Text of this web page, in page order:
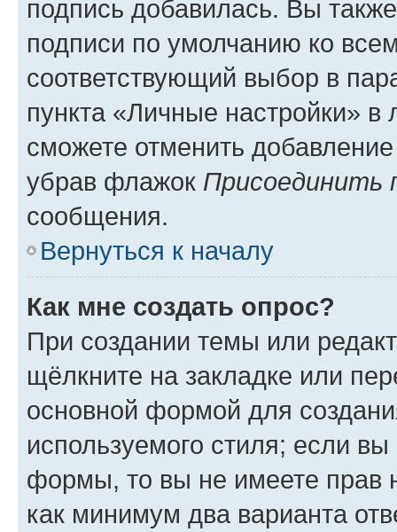
подпись добавилась. Вы
подписи по умолчанию ко
соответствующий выбор в
пункта «Личные настройки»
сможете отменить
убрав флажок Присоединить
сообщения.
Вернуться к началу
Как мне создать опрос?
При создании темы или
щёлкните на закладке или
основной формой для
используемого стиля; если
формы, то вы не имеете прав
как минимум два варианта